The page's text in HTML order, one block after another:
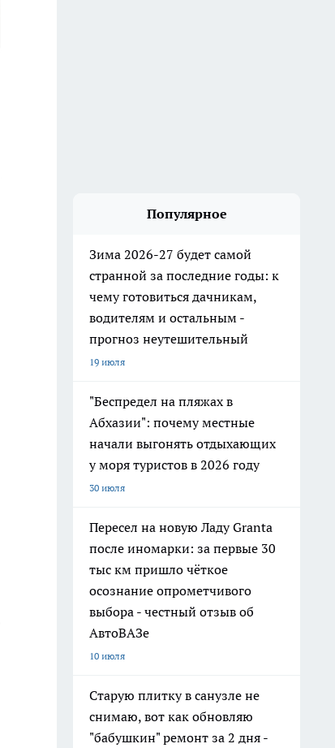
Популярное
Зима 2026-27 будет самой
странной за последние годы: к
чему готовиться дачникам,
водителям и остальным -
прогноз неутешительный
19 июля
"Беспредел на пляжах в
Абхазии": почему местные
начали выгонять отдыхающих
у моря туристов в 2026 году
30 июля
Пересел на новую Ладу Granta
после иномарки: за первые 30
тыс км пришло чёткое
осознание опрометчивого
выбора - честный отзыв об
АвтоВАЗе
10 июля
Старую плитку в санузле не
снимаю, вот как обновляю
"бабушкин" ремонт за 2 дня -